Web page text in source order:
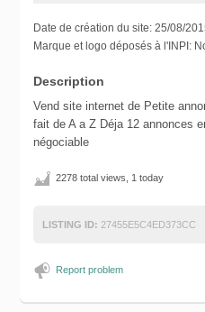
Date de création du site: 25/08/
Marque et logo déposés à l'INPI:
Description
Vend site internet de Petite
fait de A a Z Déja 12 annonces
négociable
2278 total views, 1 today
LISTING ID: 27455E5C4ED373CC
Report problem